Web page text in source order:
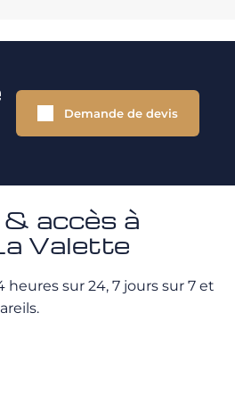
Demande de devis
accès à
Valette
heures sur 24, 7 jours sur 7 et